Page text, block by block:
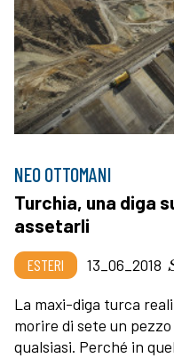
NEO OTTOMANI
Turchia, una diga
assetarli
ESTERI 13_06_2018
La maxi-diga turca
morire di sete un
qualsiasi. Perché in